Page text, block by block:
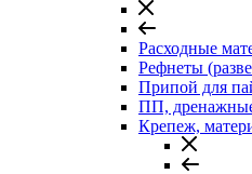
Расходные
Рефнеты
Припой для
ПП,
Крепеж,